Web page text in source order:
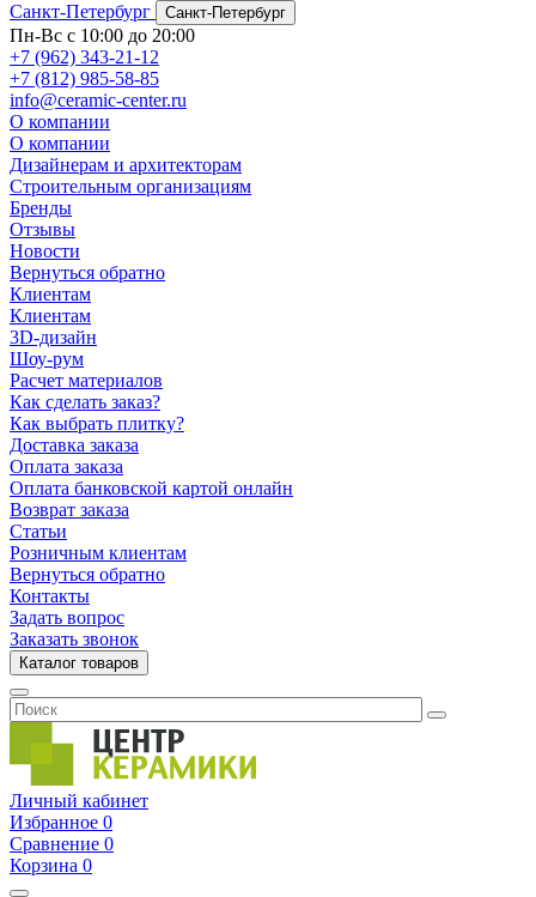
Санкт-Петербург
Санкт-Петербург
Пн-Вс с 10:00 до 20:00
+7 (962) 343-21-12
+7 (812) 985-58-85
info@ceramic-center.ru
О компании
О компании
Дизайнерам и архитекторам
Строительным организациям
Бренды
Отзывы
Новости
Вернуться обратно
Клиентам
Клиентам
3D-дизайн
Шоу-рум
Расчет материалов
Как сделать заказ?
Как выбрать плитку?
Доставка заказа
Оплата заказа
Оплата банковской картой онлайн
Возврат заказа
Статьи
Розничным клиентам
Вернуться обратно
Контакты
Задать вопрос
Заказать звонок
Каталог товаров
Личный кабинет
Избранное 0
Сравнение 0
Корзина 0